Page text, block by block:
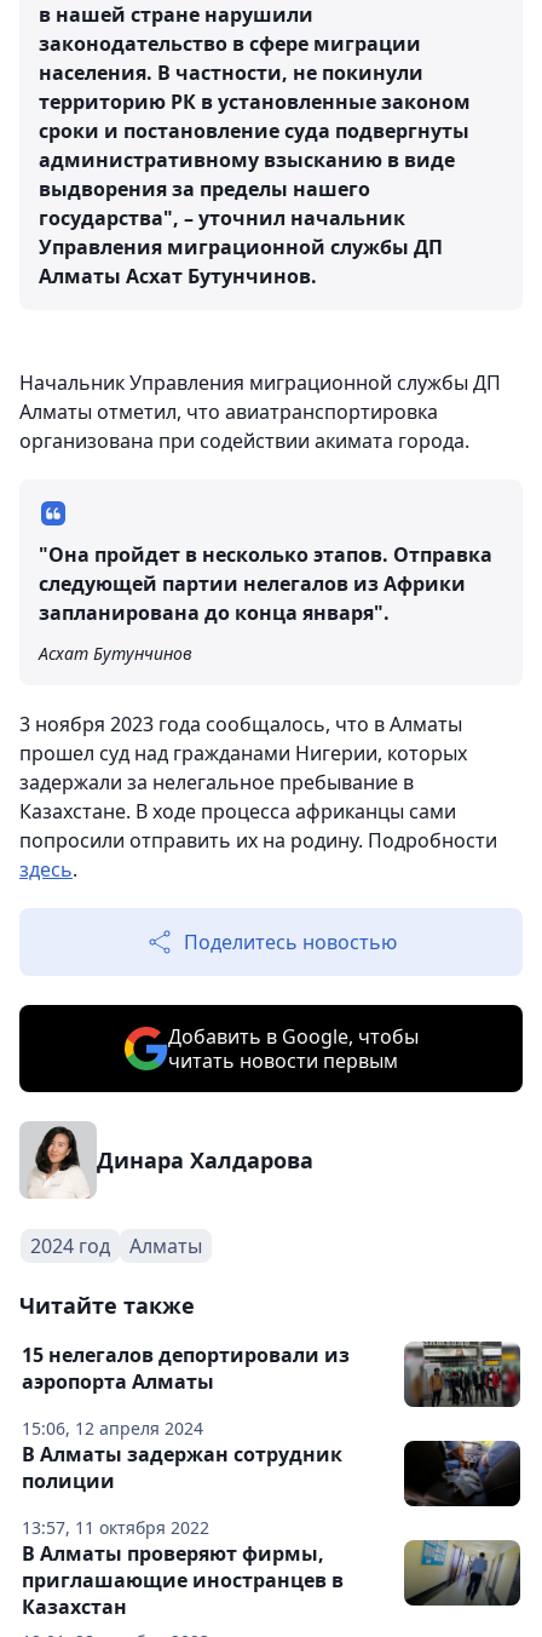
в нашей стране нарушили
законодательство в сфере миграции
населения. В частности, не покинули
территорию РК в установленные законом
сроки и постановление суда подвергнуты
административному взысканию в виде
выдворения за пределы нашего
государства", – уточнил начальник
Управления миграционной службы ДП
Алматы Асхат Бутунчинов.
Начальник Управления миграционной службы ДП
Алматы отметил, что авиатранспортировка
организована при содействии акимата города.
"Она пройдет в несколько этапов. Отправка
следующей партии нелегалов из Африки
запланирована до конца января".
Асхат Бутунчинов
3 ноября 2023 года сообщалось, что в Алматы
прошел суд над гражданами Нигерии, которых
задержали за нелегальное пребывание в
Казахстане. В ходе процесса африканцы сами
попросили отправить их на родину. Подробности
здесь.
Поделитесь новостью
Добавить в Google, чтобы
читать новости первым
Динара Халдарова
2024 год Алматы
Читайте также
15:06, 12 апреля 2024
15 нелегалов депортировали из
аэропорта Алматы
13:57, 11 октября 2022
В Алматы задержан сотрудник
полиции
В Алматы проверяют фирмы,
приглашающие иностранцев в
Казахстан